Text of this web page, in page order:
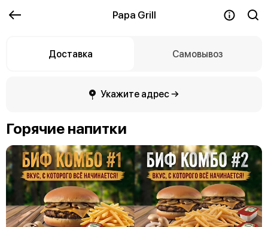
Papa Grill
Доставка Самовывоз
Укажите адрес →
Горячие напитки